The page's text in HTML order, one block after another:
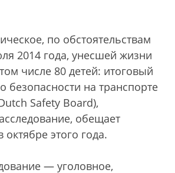
по обстоятельствам
2014 года, унесшей жизни
числе 80 детей: итоговый
безопасности на транспорте
Safety Board),
обещает
октябре этого года.
— уголовное,